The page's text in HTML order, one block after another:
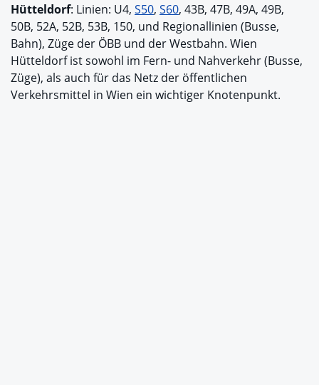
Hütteldorf: Linien: U4, S50, S60, 43B, 47B, 49A, 49B,
50B, 52A, 52B, 53B, 150, und Regionallinien (Busse,
Bahn), Züge der ÖBB und der Westbahn. Wien
Hütteldorf ist sowohl im Fern- und Nahverkehr (Busse,
Züge), als auch für das Netz der öffentlichen
Verkehrsmittel in Wien ein wichtiger Knotenpunkt.